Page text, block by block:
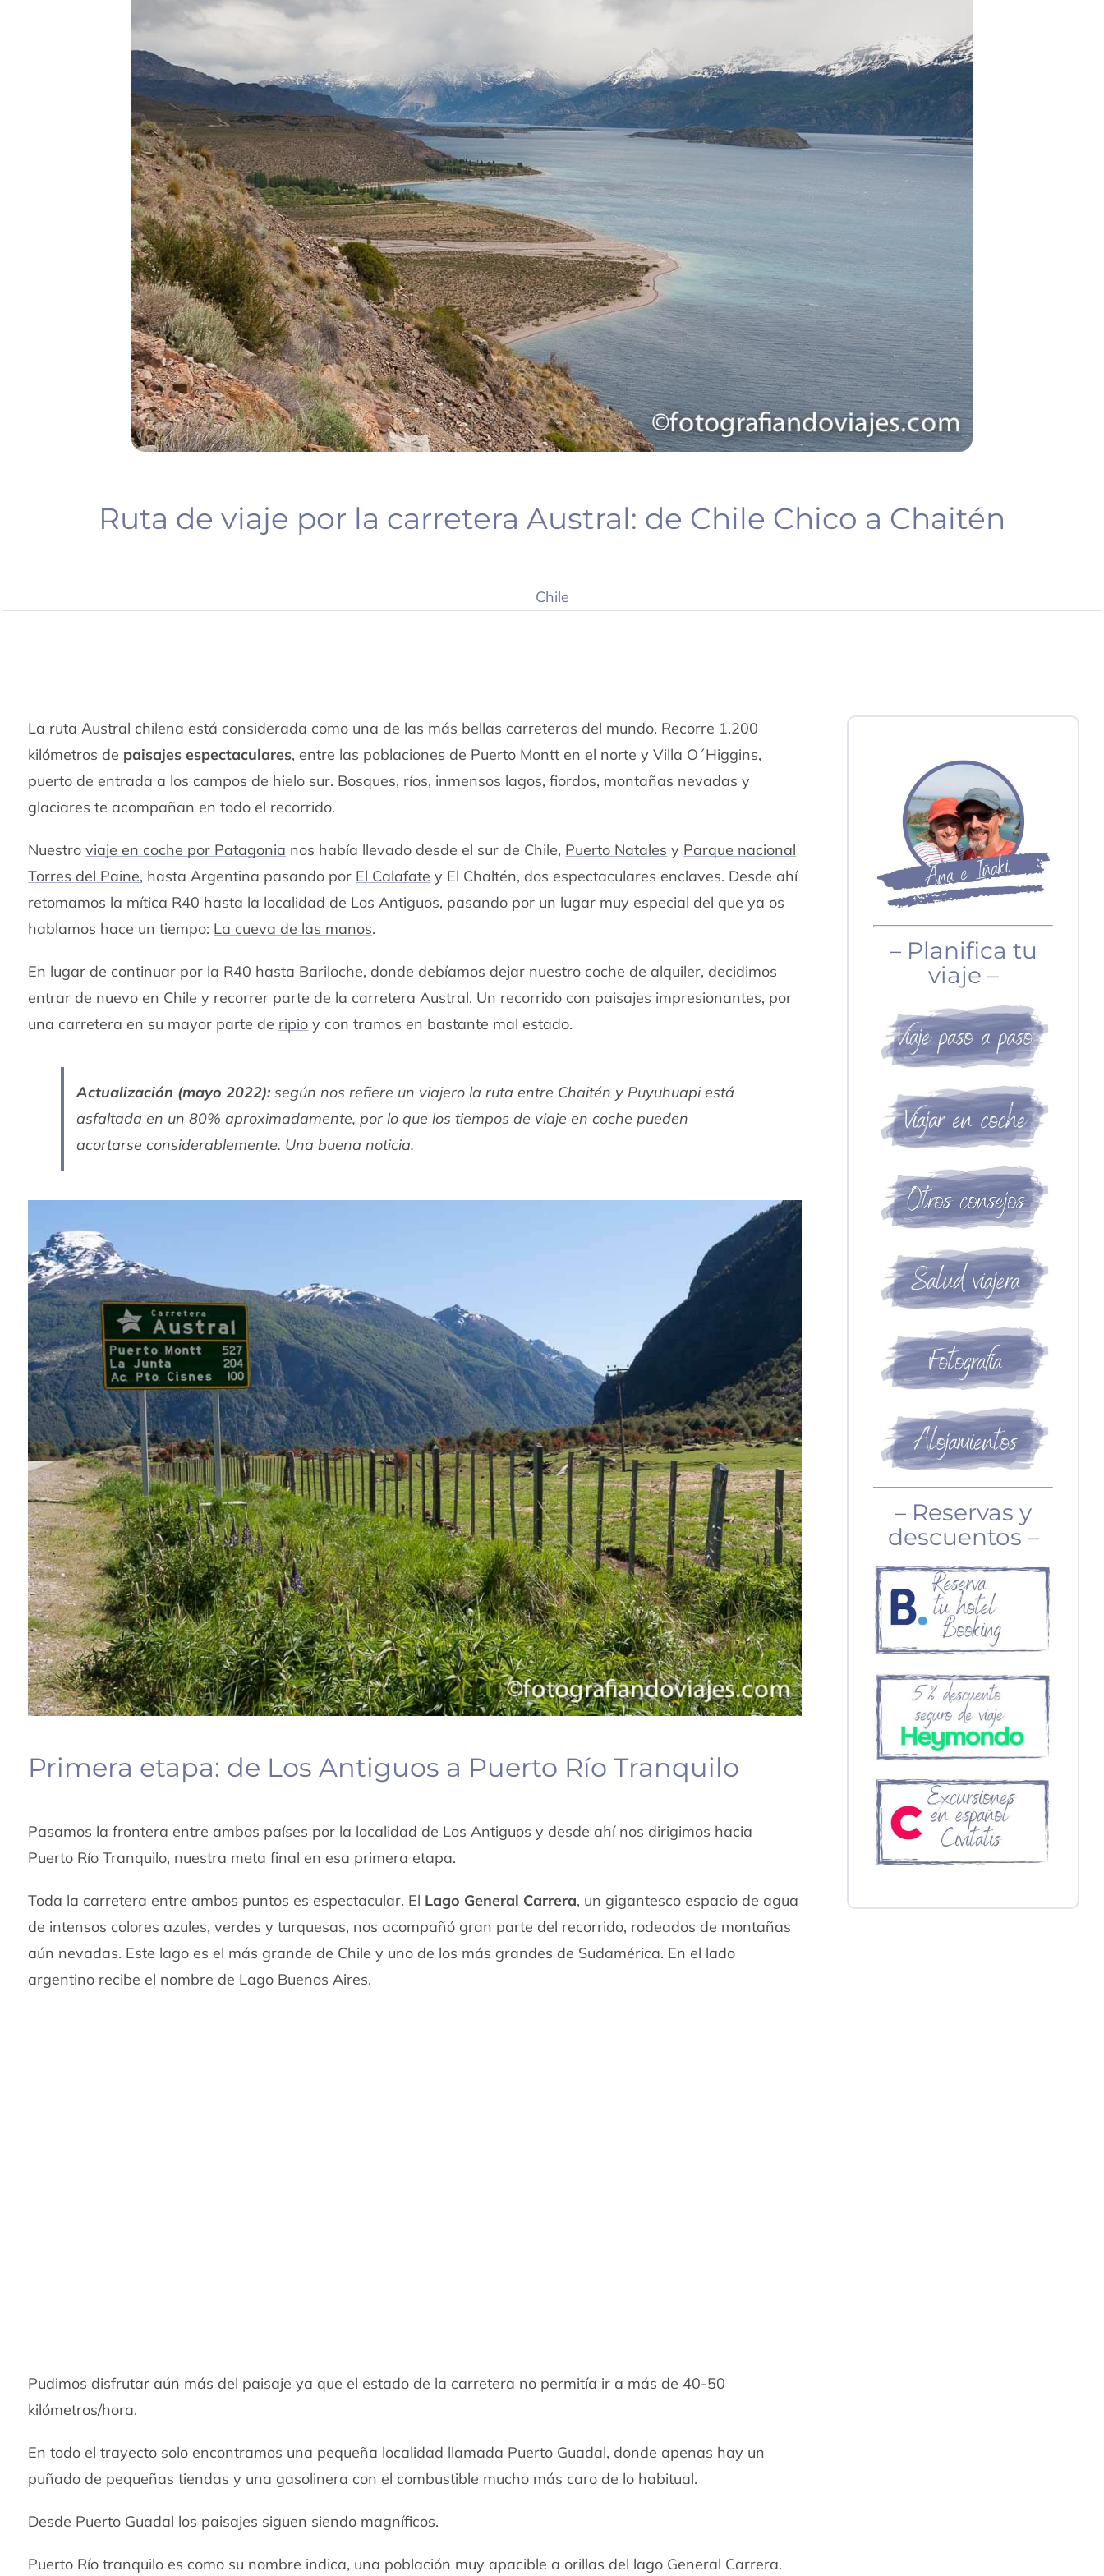
Ruta de viaje por la carretera Austral: de Chile Chico a Chaitén
Chile
La ruta Austral chilena está considerada como una de las más bellas carreteras del mundo. Recorre 1.200
kilómetros de paisajes espectaculares, entre las poblaciones de Puerto Montt en el norte y Villa O´Higgins,
puerto de entrada a los campos de hielo sur. Bosques, ríos, inmensos lagos, fiordos, montañas nevadas y
glaciares te acompañan en todo el recorrido.
Nuestroviaje en coche por Patagonia nos había llevado desde el sur de Chile, Puerto Natales y Parque nacional
Torres del Paine, hasta Argentina pasando por El Calafate y El Chaltén, dos espectaculares enclaves. Desde ahí
retomamos la mítica R40 hasta la localidad de Los Antiguos, pasando por un lugar muy especial del que ya os
hablamos hace un tiempo: La cueva de las manos.
En lugar de continuar por la R40 hasta Bariloche, donde debíamos dejar nuestro coche de alquiler, decidimos
entrar de nuevo en Chile y recorrer parte de la carretera Austral. Un recorrido con paisajes impresionantes, por
una carretera en su mayor parte de ripio y con tramos en bastante mal estado.
Actualización (mayo 2022): según nos refiere un viajero la ruta entre Chaitén y Puyuhuapi está
asfaltada en un 80% aproximadamente, por lo que los tiempos de viaje en coche pueden
acortarse considerablemente. Una buena noticia.
Primera etapa: de Los Antiguos a Puerto Río Tranquilo
Pasamos la frontera entre ambos países por la localidad de Los Antiguos y desde ahí nos dirigimos hacia
Puerto Río Tranquilo, nuestra meta final en esa primera etapa.
Toda la carretera entre ambos puntos es espectacular. El Lago General Carrera, un gigantesco espacio de agua
de intensos colores azules, verdes y turquesas, nos acompañó gran parte del recorrido, rodeados de montañas
aún nevadas. Este lago es el más grande de Chile y uno de los más grandes de Sudamérica. En el lado
argentino recibe el nombre de Lago Buenos Aires.
Pudimos disfrutar aún más del paisaje ya que el estado de la carretera no permitía ir a más de 40-50
kilómetros/hora.
En todo el trayecto solo encontramos una pequeña localidad llamada Puerto Guadal, donde apenas hay un
puñado de pequeñas tiendas y una gasolinera con el combustible mucho más caro de lo habitual.
Desde Puerto Guadal los paisajes siguen siendo magníficos.
Puerto Río tranquilo es como su nombre indica, una población muy apacible a orillas del lago General Carrera.
– Planifica tu
viaje –
– Reservas y
descuentos –